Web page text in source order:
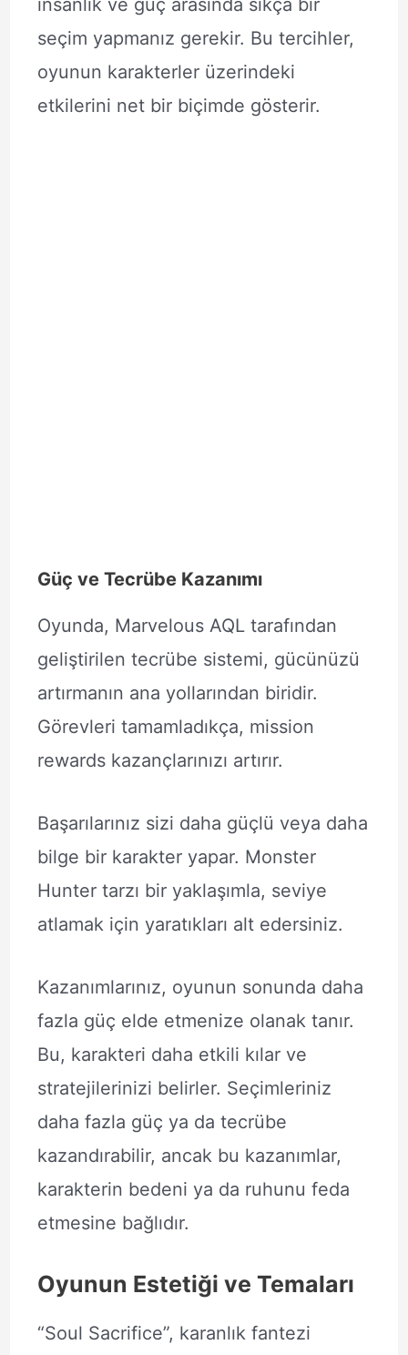
insanlık ve güç arasında sıkça bir
seçim yapmanız gerekir. Bu tercihler,
oyunun karakterler üzerindeki
etkilerini net bir biçimde gösterir.
Güç ve Tecrübe Kazanımı
Oyunda, Marvelous AQL tarafından
geliştirilen tecrübe sistemi, gücünüzü
artırmanın ana yollarından biridir.
Görevleri tamamladıkça, mission
rewards kazançlarınızı artırır.
Başarılarınız sizi daha güçlü veya daha
bilge bir karakter yapar. Monster
Hunter tarzı bir yaklaşımla, seviye
atlamak için yaratıkları alt edersiniz.
Kazanımlarınız, oyunun sonunda daha
fazla güç elde etmenize olanak tanır.
Bu, karakteri daha etkili kılar ve
stratejilerinizi belirler. Seçimleriniz
daha fazla güç ya da tecrübe
kazandırabilir, ancak bu kazanımlar,
karakterin bedeni ya da ruhunu feda
etmesine bağlıdır.
Oyunun Estetiği ve Temaları
“Soul Sacrifice”, karanlık fantezi